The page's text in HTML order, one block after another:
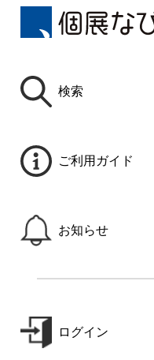
検索
ご利用ガイド
お知らせ
ログイン